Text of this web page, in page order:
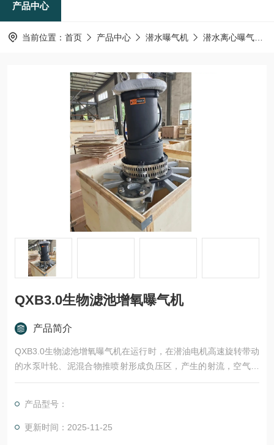
产品中心
当前位置： 首页 产品中心 潜水曝气机 潜水离心曝气机
QXB3.0生物滤池增氧曝气机
产品简介
QXB3.0生物滤池增氧曝气机在运行时，在潜油电机高速旋转带动
的水泵叶轮、泥混合物推喷射形成负压区，产生的射流，空气通
过吸气管吸入喷嘴负压区，气体在射流管，水和污泥充分混合，
产品型号：
更新时间：2025-11-25